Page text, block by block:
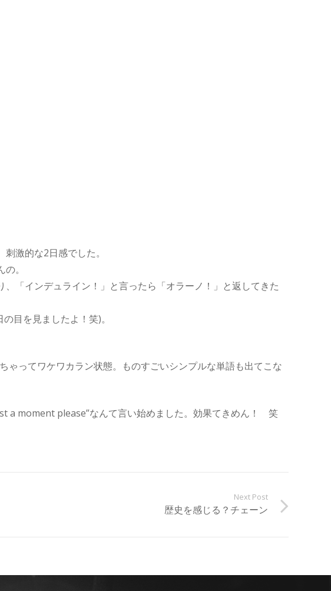
激的な2日感でした。
。
「インデュライン！」と言ったら「オラーノ！」と返してきた
目を見ましたよ！笑)。
ってワケワカラン状態。ものすごいシンプルな単語も出てこな
a moment please”なんて言い始めました。効果てきめん！ 笑
Next Post
歴史を感じる？チェーン